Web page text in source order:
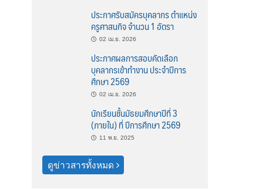
ประกาศรับสมัครบุคลากร ตำแหน่ง
ครูศาสนกิจ จำนวน 1 อัตรา
02 เม.ย. 2026
ประกาศผลการสอบคัดเลือก
บุคลากรเข้าทำงาน ประจำปีการ
ศึกษา 2569
02 เม.ย. 2026
นักเรียนชั้นมัธยมศึกษาปีที่ 3
(ภายใน) ที่ ปีการศึกษา 2569
11 พ.ย. 2025
ดูข่าวสารทั้งหมด